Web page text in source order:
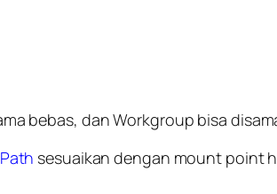
bebas, dan Workgroup bisa
Path sesuaikan dengan mount point